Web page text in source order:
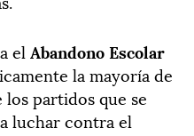
el Abandono Escolar
la mayoría de
los partidos que se
luchar contra el